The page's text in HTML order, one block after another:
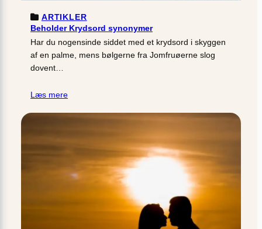
ARTIKLER
Beholder Krydsord synonymer
Har du nogensinde siddet med et krydsord i skyggen
af en palme, mens bølgerne fra Jomfruøerne slog
dovent…
Læs mere